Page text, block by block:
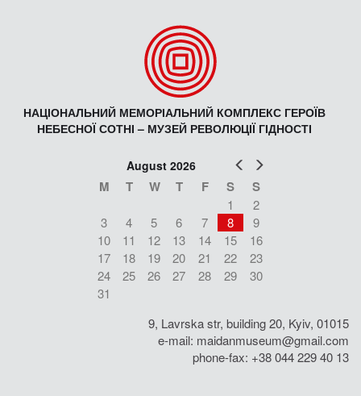
НАЦІОНАЛЬНИЙ МЕМОРІАЛЬНИЙ КОМПЛЕКС ГЕРОЇВ
НЕБЕСНОЇ СОТНІ – МУЗЕЙ РЕВОЛЮЦІЇ ГІДНОСТІ
Prev
August 2026
M T W T F S S
1
2
3
4 5 6 7 8
9
10
11 12 13 14 15
16
17
18 19 20 21 22
23
24
25 26 27 28 29
30
31
9, Lavrska str, building 20, Kyiv, 01015
e-mail: maidanmuseum@gmail.com
phone-fax: +38 044 229 40 13